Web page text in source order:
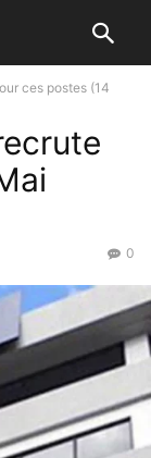
ces postes (14
0